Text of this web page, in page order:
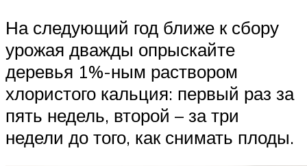
На следующий год ближе к сбору
урожая дважды опрыскайте
деревья 1%-ным раствором
хлористого кальция: первый раз за
пять недель, второй – за три
недели до того, как снимать плоды.